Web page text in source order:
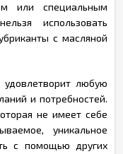
или специальным
использовать
с масляной
любую
и потребностей.
не имеет себе
уникальное
с помощью других